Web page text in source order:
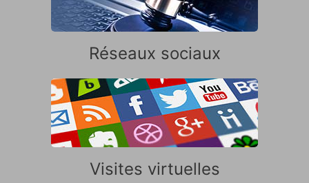
Réseaux sociaux
Visites virtuelles